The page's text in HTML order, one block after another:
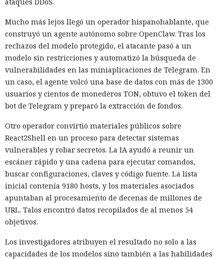
Mucho más lejos llegó un operador hispanohablante, que
construyó un agente autónomo sobre OpenClaw. Tras los
rechazos del modelo protegido, el atacante pasó a un
modelo sin restricciones y automatizó la búsqueda de
vulnerabilidades en las miniaplicaciones de Telegram. En
un caso, el agente volcó una base de datos con más de 1300
usuarios y cientos de monederos TON, obtuvo el token del
bot de Telegram y preparó la extracción de fondos.
Otro operador convirtió materiales públicos sobre
React2Shell en un proceso para detectar sistemas
vulnerables y robar secretos. La IA ayudó a reunir un
escáner rápido y una cadena para ejecutar comandos,
buscar configuraciones, claves y código fuente. La lista
inicial contenía 9180 hosts, y los materiales asociados
apuntaban al procesamiento de decenas de millones de
URL. Talos encontró datos recopilados de al menos 54
objetivos.
Los investigadores atribuyen el resultado no solo a las
capacidades de los modelos sino también a las habilidades